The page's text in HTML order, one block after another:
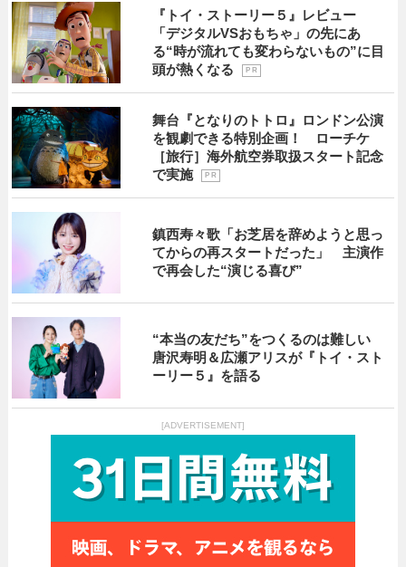
『トイ・ストーリー５』レビュー
「デジタルVSおもちゃ」の先にあ
る“時が流れても変わらないもの”に目
頭が熱くなる
P R
舞台『となりのトトロ』ロンドン公演
を観劇できる特別企画！ ローチケ
［旅行］海外航空券取扱スタート記念
で実施
P R
鎮西寿々歌「お芝居を辞めようと思っ
てからの再スタートだった」 主演作
で再会した“演じる喜び”
“本当の友だち”をつくるのは難しい
唐沢寿明＆広瀬アリスが『トイ・スト
ーリー５』を語る
[ADVERTISEMENT]